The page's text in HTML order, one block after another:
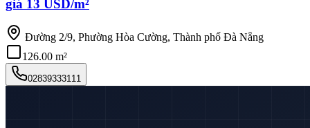
giá 13 USD/m²
Đường 2/9, Phường Hòa Cường, Thành phố Đà Nẵng
126.00 m²
02839333111